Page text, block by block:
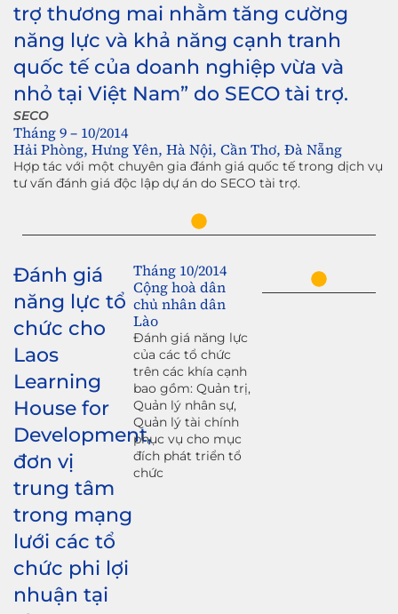
trợ thương mai nhằm tăng cường
năng lực và khả năng cạnh tranh
quốc tế của doanh nghiệp vừa và
nhỏ tại Việt Nam” do SECO tài trợ.
SECO
Tháng 9 – 10/2014
Hải Phòng, Hưng Yên, Hà Nội, Cần Thơ, Đà Nẵng
Hợp tác với một chuyên gia đánh giá quốc tế trong dịch vụ
tư vấn đánh giá độc lập dự án do SECO tài trợ.
Đánh giá
năng lực tổ
chức cho
Laos
Learning
House for
Development,
đơn vị
trung tâm
trong mạng
lưới các tổ
chức phi lợi
nhuận tại
Tháng 10/2014
Cộng hoà dân
chủ nhân dân
Lào
Đánh giá năng lực
của các tổ chức
trên các khía cạnh
bao gồm: Quản trị,
Quản lý nhân sự,
Quản lý tài chính
phục vụ cho mục
đích phát triển tổ
chức